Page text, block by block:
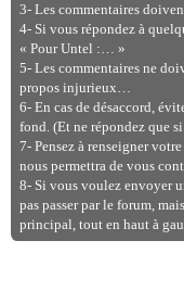
3- Les commentaires
4- Si vous répondez à
« Pour Untel :… »
5- Les commentaires ne
propos injurieux…
6- En cas de désaccord,
fond. (Et ne répondez que
7- Pensez à renseigner
nous permettra de vous
8- Si vous voulez envoyer
pas passer par le forum,
principal, tout en haut à